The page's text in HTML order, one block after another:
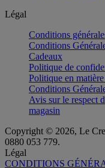
Légal
Conditions
Conditions
Cadeaux
Politique de
Politique en
Conditions
Avis sur le respect
magasin
Copyright © 2026, Le
0880 053 779.
Légal
CONDITIONS